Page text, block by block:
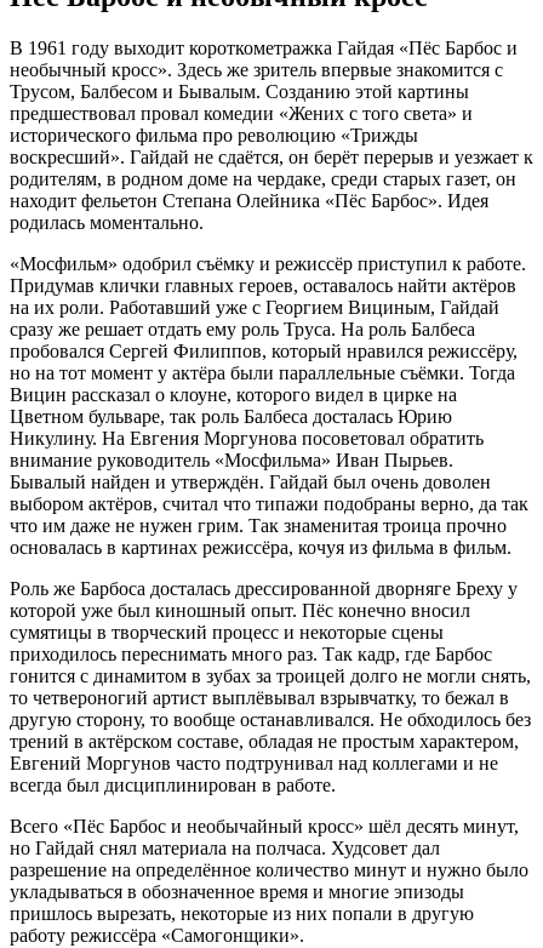
В 1961 году выходит короткометражка Гайдая «Пёс Барбос и
необычный кросс». Здесь же зритель впервые знакомится с
Трусом, Балбесом и Бывалым. Созданию этой картины
предшествовал провал комедии «Жених с того света» и
исторического фильма про революцию «Трижды
воскресший». Гайдай не сдаётся, он берёт перерыв и уезжает к
родителям, в родном доме на чердаке, среди старых газет, он
находит фельетон Степана Олейника «Пёс Барбос». Идея
родилась моментально.
«Мосфильм» одобрил съёмку и режиссёр приступил к работе.
Придумав клички главных героев, оставалось найти актёров
на их роли. Работавший уже с Георгием Вициным, Гайдай
сразу же решает отдать ему роль Труса. На роль Балбеса
пробовался Сергей Филиппов, который нравился режиссёру,
но на тот момент у актёра были параллельные съёмки. Тогда
Вицин рассказал о клоуне, которого видел в цирке на
Цветном бульваре, так роль Балбеса досталась Юрию
Никулину. На Евгения Моргунова посоветовал обратить
внимание руководитель «Мосфильма» Иван Пырьев.
Бывалый найден и утверждён. Гайдай был очень доволен
выбором актёров, считал что типажи подобраны верно, да так
что им даже не нужен грим. Так знаменитая троица прочно
основалась в картинах режиссёра, кочуя из фильма в фильм.
Роль же Барбоса досталась дрессированной дворняге Бреху у
которой уже был киношный опыт. Пёс конечно вносил
сумятицы в творческий процесс и некоторые сцены
приходилось переснимать много раз. Так кадр, где Барбос
гонится с динамитом в зубах за троицей долго не могли снять,
то четвероногий артист выплёвывал взрывчатку, то бежал в
другую сторону, то вообще останавливался. Не обходилось без
трений в актёрском составе, обладая не простым характером,
Евгений Моргунов часто подтрунивал над коллегами и не
всегда был дисциплинирован в работе.
Всего «Пёс Барбос и необычайный кросс» шёл десять минут,
но Гайдай снял материала на полчаса. Худсовет дал
разрешение на определённое количество минут и нужно было
укладываться в обозначенное время и многие эпизоды
пришлось вырезать, некоторые из них попали в другую
работу режиссёра «Самогонщики».